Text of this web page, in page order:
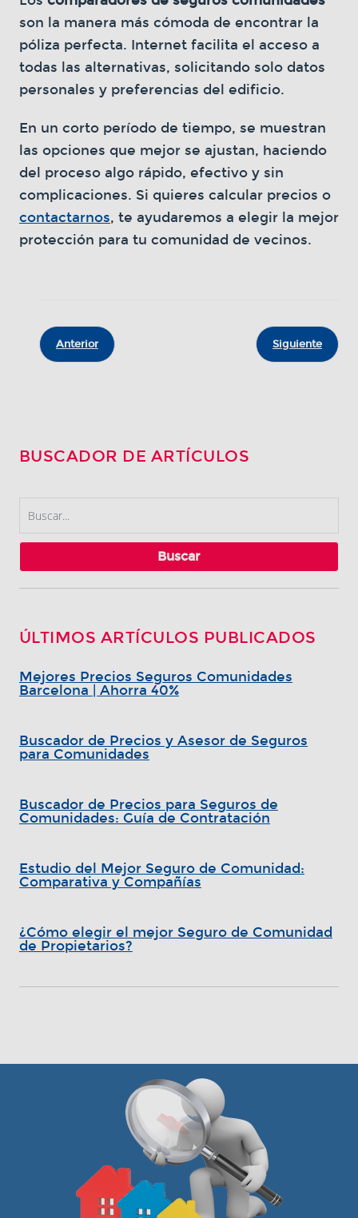
son la manera más cómoda de encontrar la
póliza perfecta. Internet facilita el acceso a
todas las alternativas, solicitando solo datos
personales y preferencias del edificio.
En un corto período de tiempo, se muestran
las opciones que mejor se ajustan, haciendo
del proceso algo rápido, efectivo y sin
complicaciones. Si quieres calcular precios o
contactarnos, te ayudaremos a elegir la mejor
protección para tu comunidad de vecinos.
Anterior Siguiente
BUSCADOR DE ARTÍCULOS
Buscar
ÚLTIMOS ARTÍCULOS PUBLICADOS
Mejores Precios Seguros Comunidades
Barcelona | Ahorra 40%
Buscador de Precios y Asesor de Seguros
para Comunidades
Buscador de Precios para Seguros de
Comunidades: Guía de Contratación
Estudio del Mejor Seguro de Comunidad:
Comparativa y Compañías
¿Cómo elegir el mejor Seguro de Comunidad
de Propietarios?